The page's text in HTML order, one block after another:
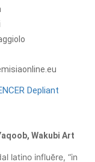
Depliant
Wakubi Art
latino influĕre, “in